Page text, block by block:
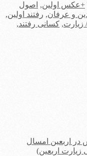
+عکس اولین, اصول
و عرفان, رفتند اولین,
, کسانی رفتند,
زیارت اربعین)